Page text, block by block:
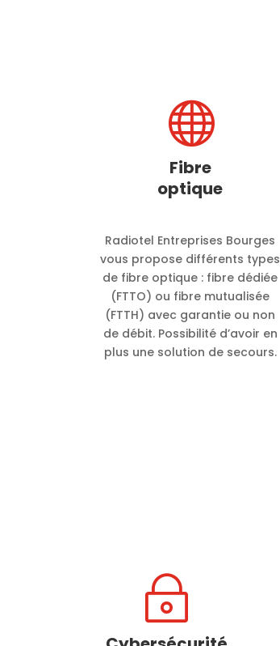

Fibre
optique
Radiotel Entreprises Bourges
vous propose différents types
de fibre optique : fibre dédiée
(FTTO) ou fibre mutualisée
(FTTH) avec garantie ou non
de débit. Possibilité d’avoir en
plus une solution de secours.
~